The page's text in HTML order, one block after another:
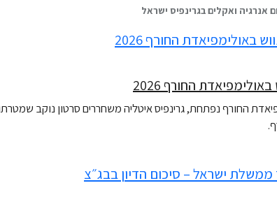
אנרגיה ואקלים בגרינפיס ישראל
החורף 2026